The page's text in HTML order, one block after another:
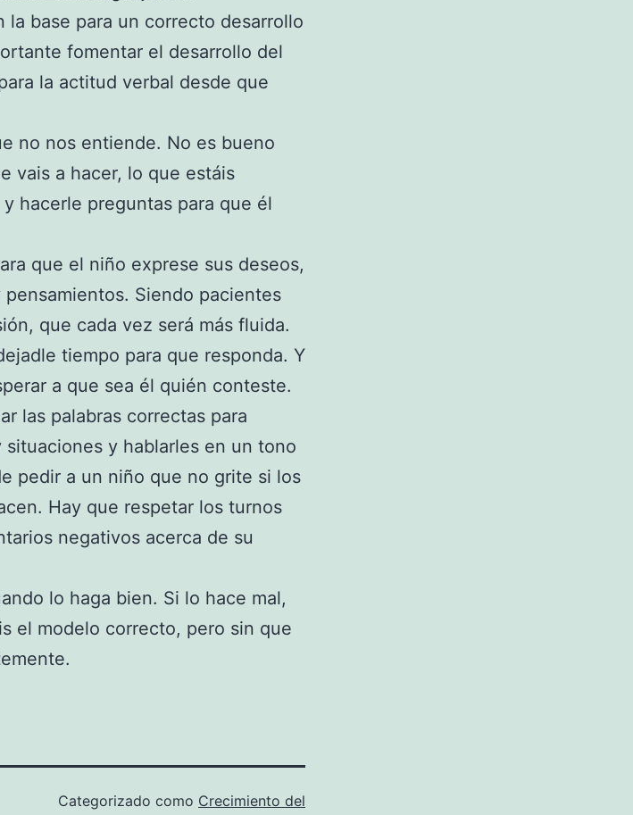
base para un correcto desarrollo
fomentar el desarrollo del
la actitud verbal desde que
no nos entiende. No es bueno
vais a hacer, lo que estáis
hacerle preguntas para que él
que el niño exprese sus deseos,
pensamientos. Siendo pacientes
que cada vez será más fluida.
tiempo para que responda. Y
a que sea él quién conteste.
las palabras correctas para
y hablarles en un tono
pedir a un niño que no grite si los
Hay que respetar los turnos
negativos acerca de su
lo haga bien. Si lo hace mal,
el modelo correcto, pero sin que
Categorizado como Crecimiento del